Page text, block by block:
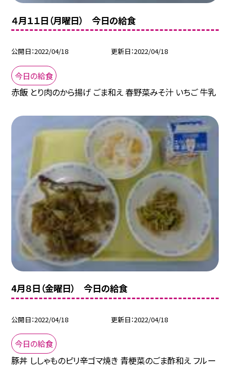
４月１１日（月曜日） 今日の給食
公開日 2022/04/18 更新日 2022/04/18
今日の給食
赤飯 とり肉のから揚げ ごま和え 春野菜みそ汁 いちご 牛乳
4月８日（金曜日） 今日の給食
公開日 2022/04/18 更新日 2022/04/18
今日の給食
豚丼 ししゃものピリ辛ゴマ焼き 青梗菜のごま酢和え フルー